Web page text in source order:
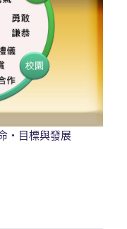
‧目標與發展